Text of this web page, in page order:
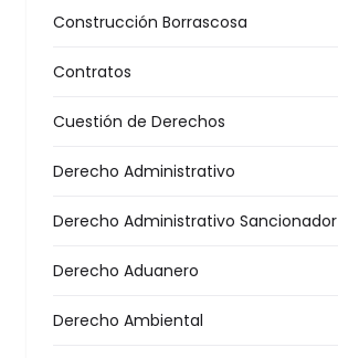
Construcción Borrascosa
Contratos
Cuestión de Derechos
Derecho Administrativo
Derecho Administrativo Sancionador
Derecho Aduanero
Derecho Ambiental